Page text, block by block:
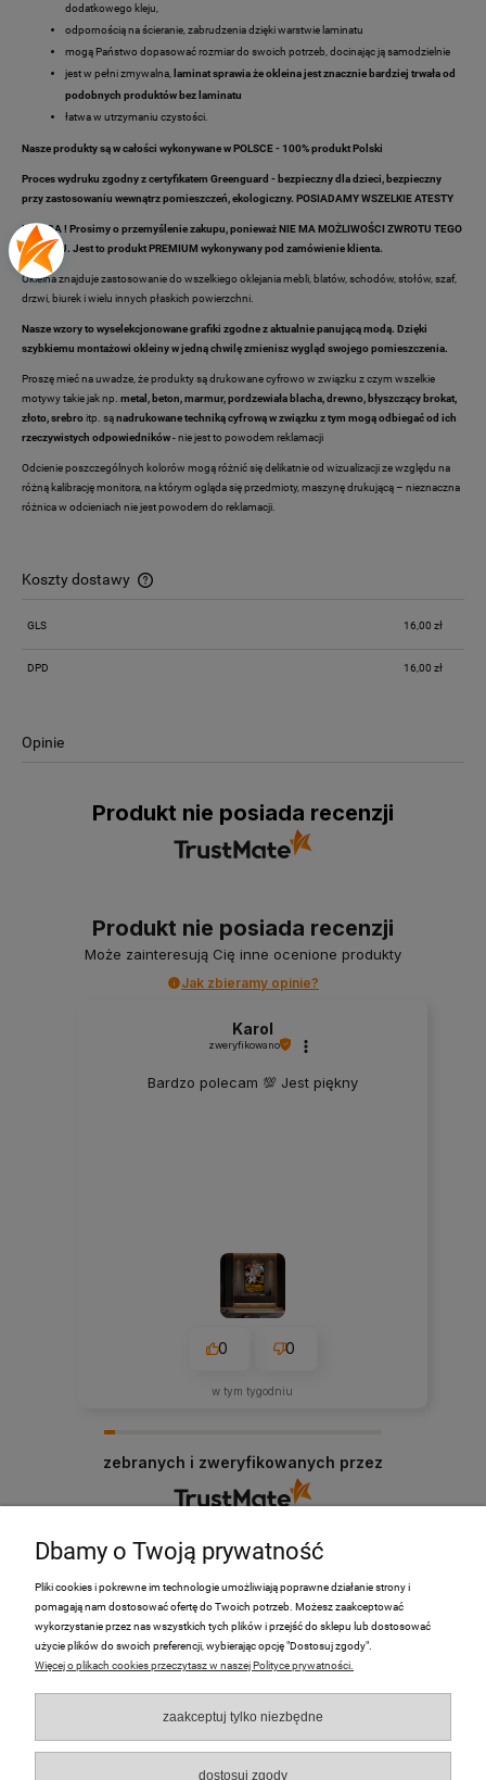
dodatkowego kleju,
odpornością na ścieranie, zabrudzenia dzięki warstwie laminatu
mogą Państwo dopasować rozmiar do swoich potrzeb, docinając ją samodzielnie
jest w pełni zmywalna,
laminat sprawia że okleina jest znacznie bardziej trwała od
podobnych produktów bez laminatu
łatwa w utrzymaniu czystości.
Nasze produkty są w całości wykonywane w POLSCE - 100% produkt Polski
Proces wydruku zgodny z certyfikatem Greenguard - bezpieczny dla dzieci, bezpieczny
przy zastosowaniu wewnątrz pomieszczeń, ekologiczny. POSIADAMY WSZELKIE ATESTY
UWAGA ! Prosimy o przemyślenie zakupu, ponieważ NIE MA MOŻLIWOŚCI ZWROTU TEGO
TOWARU. Jest to produkt PREMIUM wykonywany pod zamówienie klienta.
Okleina znajduje zastosowanie do wszelkiego oklejania mebli, blatów, schodów, stołów, szaf,
drzwi, biurek i wielu innych płaskich powierzchni.
Nasze wzory to wyselekcjonowane grafiki zgodne z aktualnie panującą modą. Dzięki
szybkiemu montażowi okleiny w jedną chwilę zmienisz wygląd swojego pomieszczenia.
Proszę mieć na uwadze, że produkty są drukowane cyfrowo w związku z czym wszelkie
motywy takie jak np. metal, beton, marmur, pordzewiała blacha, drewno, błyszczący brokat,
złoto, srebroitp. sąnadrukowane techniką cyfrową w związku z tym mogą odbiegać od ich
rzeczywistych odpowiedników- nie jest to powodem reklamacji
Odcienie poszczególnych kolorów mogą różnić się delikatnie od wizualizacji ze względu na
różną kalibrację monitora, na którym ogląda się przedmioty, maszynę drukującą – nieznaczna
różnica w odcieniach nie jest powodem do reklamacji.
Koszty dostawy
Cena nie zawiera ewentualnych kosztów płatności
GLS 16,00 zł
DPD 16,00 zł
Opinie
Produkt nie posiada recenzji
Produkt nie posiada recenzji
Może zainteresują Cię inne ocenione produkty
Jak zbieramy opinie?
Karol
zweryfikowano
Bardzo polecam 💯 Jest piękny
0 0
w tym tygodniu
zebranych i zweryfikowanych przez
PRODUKTY
Moje Konto
Płatności i dostawa
O nas
Dbamy o Twoją prywatność
Pliki cookies i pokrewne im technologie umożliwiają poprawne działanie strony i
pomagają nam dostosować ofertę do Twoich potrzeb. Możesz zaakceptować
wykorzystanie przez nas wszystkich tych plików i przejść do sklepu lub dostosować
użycie plików do swoich preferencji, wybierając opcję "Dostosuj zgody".
Więcej o plikach cookies przeczytasz w naszej Polityce prywatności.
zaakceptuj tylko niezbędne
dostosuj zgody